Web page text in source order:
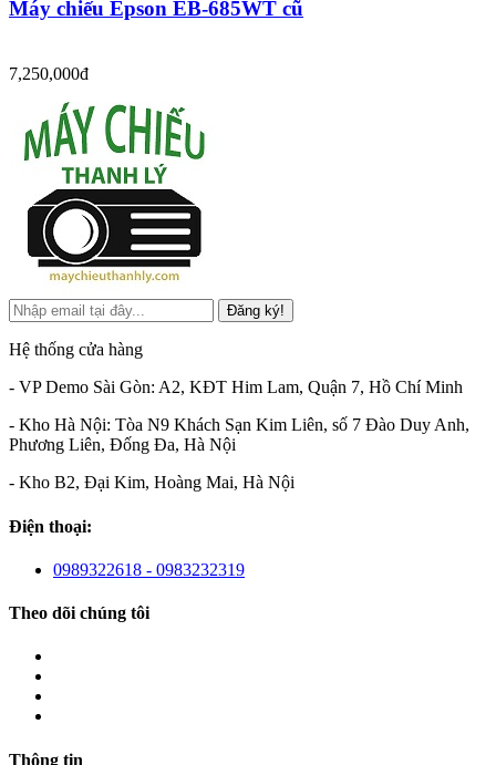
Máy chiếu Epson EB-685WT cũ
7,250,000đ
Đăng ký!
Hệ thống cửa hàng
- VP Demo Sài Gòn: A2, KĐT Him Lam, Quận 7, Hồ Chí Minh
- Kho Hà Nội: Tòa N9 Khách Sạn Kim Liên, số 7 Đào Duy Anh,
Phương Liên, Đống Đa, Hà Nội
- Kho B2, Đại Kim, Hoàng Mai, Hà Nội
Điện thoại:
0989322618 - 0983232319
Theo dõi chúng tôi
Thông tin